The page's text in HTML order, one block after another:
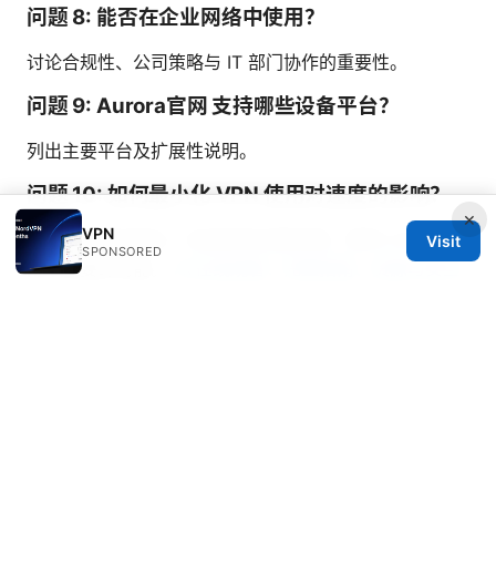
问题 8: 能否在企业网络中使用？
讨论合规性、公司策略与 IT 部门协作的重要性。
问题 9: Aurora官网 支持哪些设备平台？
列出主要平台及扩展性说明。
问题 10: 如何最小化 VPN 使用对速度的影响？
给出实际操作建议，如选择就近服务器、使用 UDP、关
闭不必要的功能。
Av在线观看：完整指南、资源与安全
×
VPN
SPONSORED
Visit